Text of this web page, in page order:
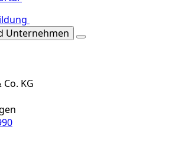
Unternehmen
KG